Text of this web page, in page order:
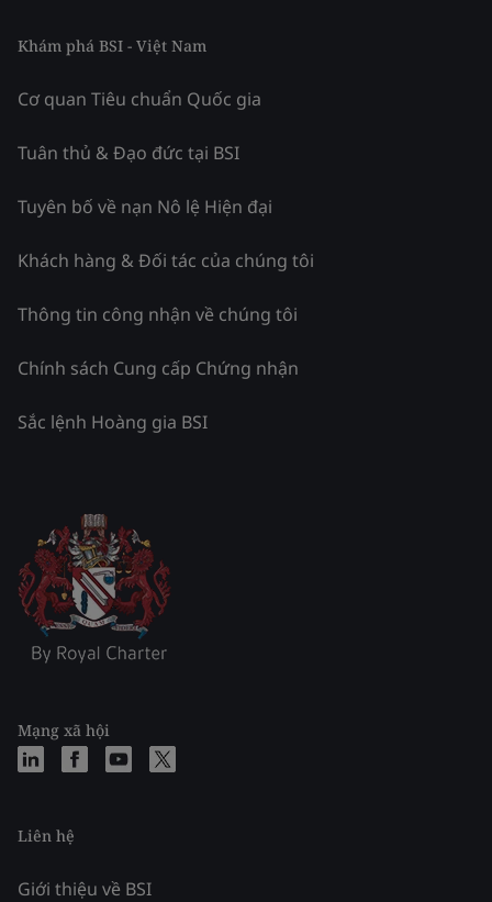
Khám phá BSI - Việt Nam
Cơ quan Tiêu chuẩn Quốc gia
Tuân thủ & Đạo đức tại BSI
Tuyên bố về nạn Nô lệ Hiện đại
Khách hàng & Đối tác của chúng tôi
Thông tin công nhận về chúng tôi
Chính sách Cung cấp Chứng nhận
Sắc lệnh Hoàng gia BSI
Mạng xã hội
Liên hệ
Giới thiệu về BSI